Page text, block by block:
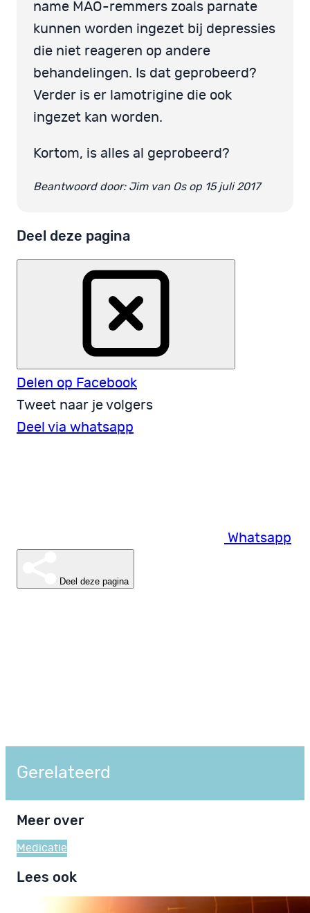
name MAO-remmers zoals parnate
kunnen worden ingezet bij depressies
die niet reageren op andere
behandelingen. Is dat geprobeerd?
Verder is er lamotrigine die ook
ingezet kan worden.
Kortom, is alles al geprobeerd?
Beantwoord door: Jim van Os op 15 juli 2017
Deel deze pagina
Delen op Facebook
Tweet naar je volgers
Deel via whatsapp
Whatsapp
Deel deze pagina
Gerelateerd
Meer over
Medicatie
Lees ook